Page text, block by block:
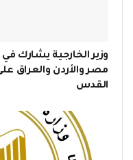
وزير الخارجية يشارك في
مصر والأردن والعراق
القدس